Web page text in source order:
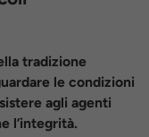
tradizione
le condizioni
agli agenti
l’integrità.